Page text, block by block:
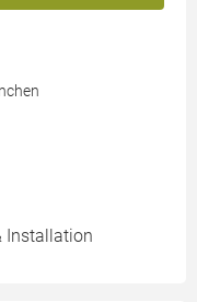
Installation